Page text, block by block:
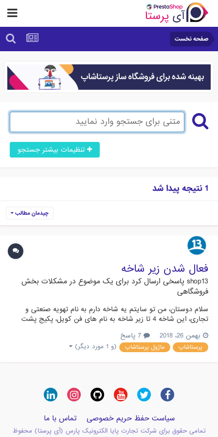
صفحه نخست
تنظیمات بیشتر جستجو
1 نتیجه پیدا شد
چیدمان مطالب
فعال شدن زیر شاخه
shop13 پاسخی ارسال کرد برای یک موضوع در مشکلات بخش
فروشگاهی
سلام دوستان، من تو سایتم یه شاخه دارم به نام تهویه صنعتی و
تجاری، این شاخه 4 تا زیر شاخه به نام های فن کویل، پکیج پشت
نمیده، علتش چیه؟
بهمن 26، 2018
پرستاشاپ ماژول پرستاشاپ (و 1 مورد دیگر)
سیاست حفظ حریم خصوصی تماس با ما
تمامی حقوق برای شرکت تجارت پایا الکترونیک پارس (آی پرستا) محفوظ